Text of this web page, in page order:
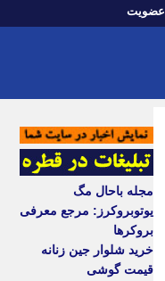
عضویت
مجله باحال مگ
یوتوبروکرز: مرجع معرفی
بروکرها
خرید شلوار جین زنانه
قیمت گوشی